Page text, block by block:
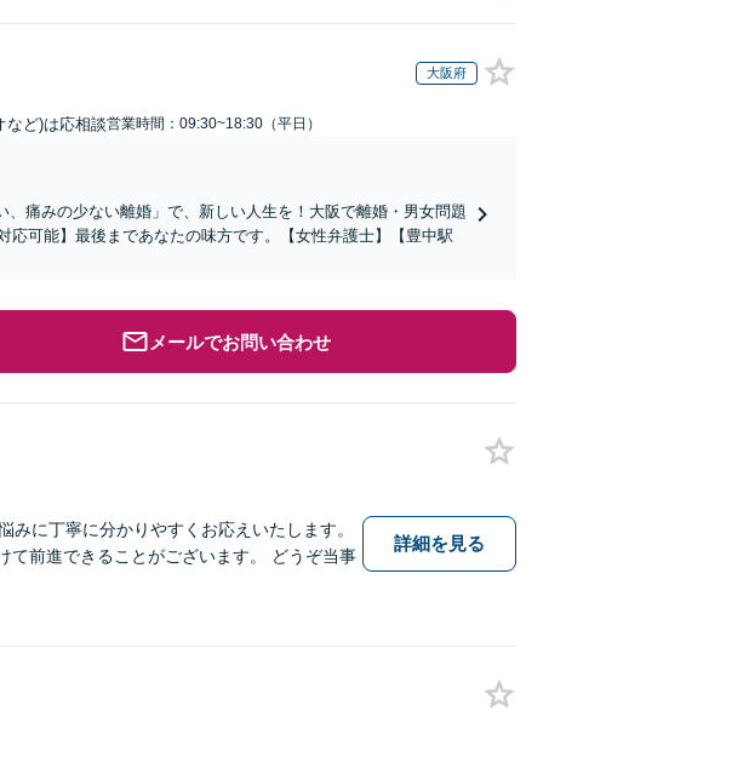
大阪府
など)は応相談営業時間：09:30~18:30（平日）
、痛みの少ない離婚」で、新しい人生を！大阪で離婚・男女問題
可能】最後まであなたの味方です。【女性弁護士】【豊中駅
メールでお問い合わせ
みに丁寧に分かりやすくお応えいたします。
て前進できることがございます。 どうぞ当事
詳細を見る